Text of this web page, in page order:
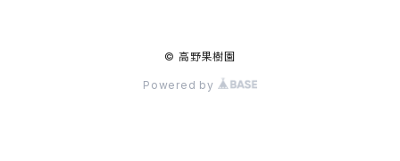
© 高野果樹園
Powered by